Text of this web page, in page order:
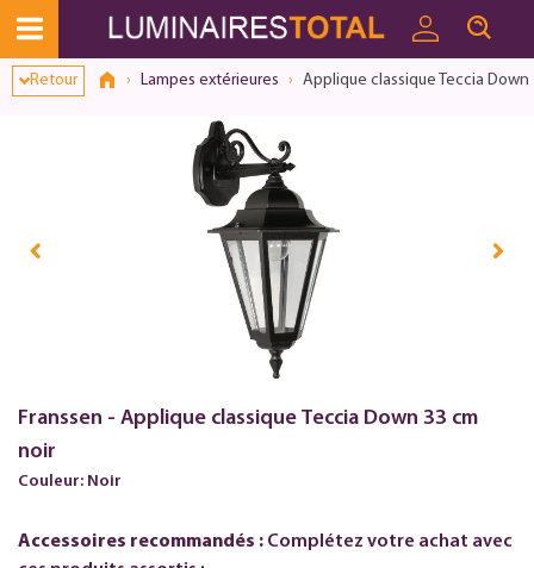
Retour Lampes extérieures Applique classique Teccia Down
Franssen - Applique classique Teccia Down 33 cm
noir
Couleur: Noir
Accessoires recommandés : Complétez votre achat avec